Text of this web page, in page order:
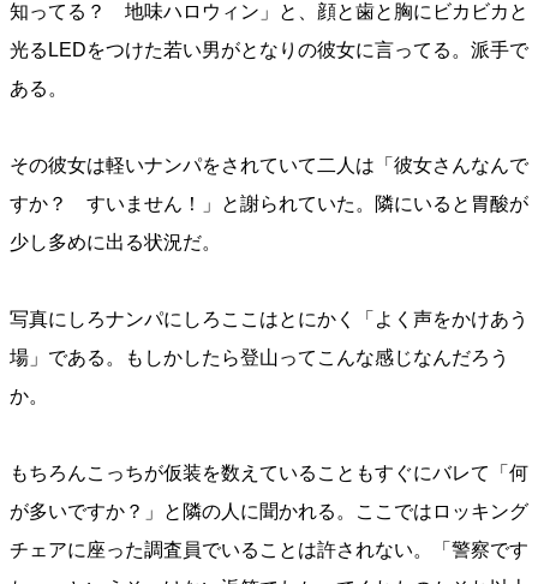
知ってる？ 地味ハロウィン」と、顔と歯と胸にビカビカと
光るLEDをつけた若い男がとなりの彼女に言ってる。派手で
ある。
その彼女は軽いナンパをされていて二人は「彼女さんなんで
すか？ すいません！」と謝られていた。隣にいると胃酸が
少し多めに出る状況だ。
写真にしろナンパにしろここはとにかく「よく声をかけあう
場」である。もしかしたら登山ってこんな感じなんだろう
か。
もちろんこっちが仮装を数えていることもすぐにバレて「何
が多いですか？」と隣の人に聞かれる。ここではロッキング
チェアに座った調査員でいることは許されない。「警察です